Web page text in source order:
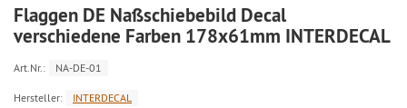
Flaggen DE Naßschiebebild Decal
verschiedene Farben 178x61mm INTERDECAL
Art.Nr.: NA-DE-01
Hersteller: INTERDECAL